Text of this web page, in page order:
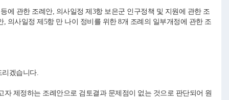
에 관한 조례안, 의사일정 제3항 보은군 인구정책 및 지원에 관한 조
의사일정 제5항 만 나이 정비를 위한 8개 조례의 일부개정에 관한 조
리겠습니다.
제정하는 조례안으로 검토결과 문제점이 없는 것으로 판단되어 원